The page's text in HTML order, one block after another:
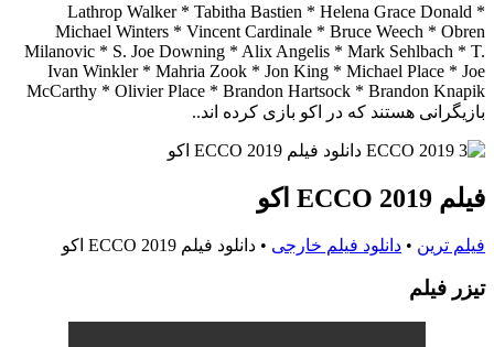
Lathrop Walker * Tabitha Bastien * Helena Grace Donald *
Michael Winters * Vincent Cardinale * Bruce Weech * Obren
Milanovic * S. Joe Downing * Alix Angelis * Mark Sehlbach * T.
Ivan Winkler * Mahria Zook * Jon King * Michael Place * Joe
McCarthy * Olivier Place * Brandon Hartsock * Brandon Knapik
بازیگرانی هستند که در اکو بازی کرده اند..
فیلم ECCO 2019 اکو
فیلم ترین • دانلود فیلم خارجی • دانلود فیلم ECCO 2019 اکو
تيزر فيلم